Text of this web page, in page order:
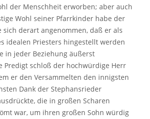
der Menschheit erworben; aber auch
Wohl seiner Pfarrkinder habe der
sich derart angenommen, daß er als
idealen Priesters hingestellt werden
in jeder Beziehung äußerst
Predigt schloß der hochwürdige Herr
er den Versammelten den innigsten
Dank der Stephansrieder
die in großen Scharen
war, um ihren großen Sohn würdig